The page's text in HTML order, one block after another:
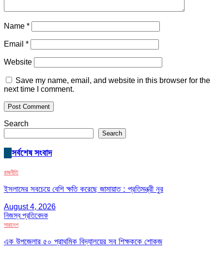
Name *
Email *
Website
Save my name, email, and website in this browser for the
next time I comment.
Search
Search
সর্বশেষ সংবাদ
রাজনীতি
ইসলামের সবচেয়ে বেশি ক্ষতি করেছে জামায়াত : প্রতিমন্ত্রী নুর
August 4, 2026
নিজস্ব প্রতিবেদক
সারাদেশ
এক উপজেলার ৫০ প্রাথমিক বিদ্যালয়ের সব শিক্ষককে শোকজ